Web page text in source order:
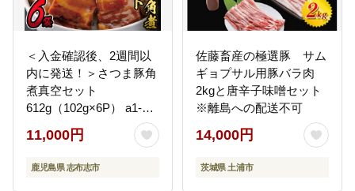
＜入金確認後、2週間以
内に発送！＞さつま豚角
煮真空セット
612g（102g×6P） a1-
11,000円
鹿児島県 志布志市
佐藤畜産の極選豚 サム
ギョプサル用豚バラ肉
2kgと唐辛子味噌セット
※離島への配送不可
14,000円
茨城県 土浦市